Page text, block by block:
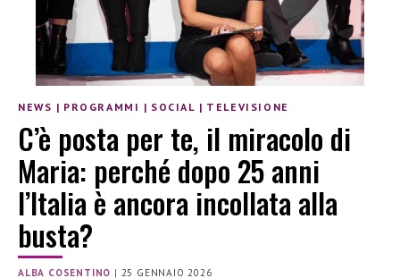
NEWS | PROGRAMMI | SOCIAL | TELEVISIONE
C’è posta per te, il miracolo di
Maria: perché dopo 25 anni
l’Italia è ancora incollata alla
busta?
ALBA COSENTINO | 25 GENNAIO 2026